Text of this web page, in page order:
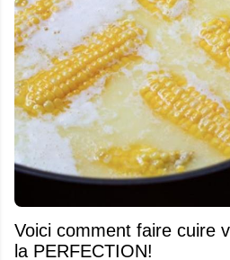
Voici comment faire cuire
la PERFECTION!